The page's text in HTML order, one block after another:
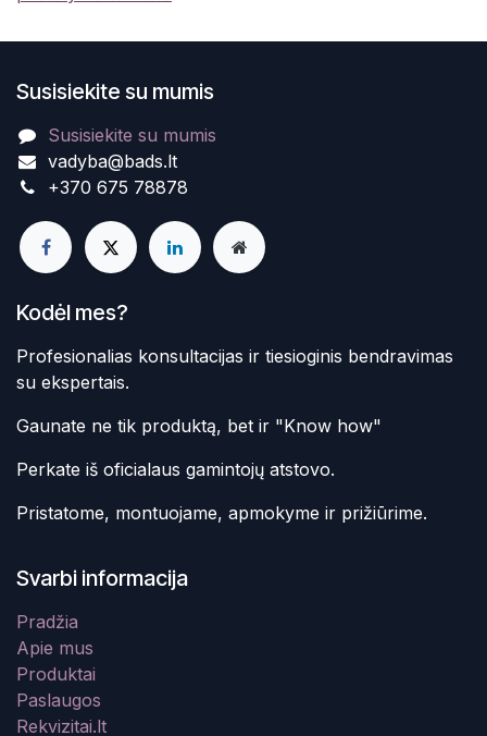
Susisiekite su mumis
Susisiekite su mumis
vadyba@bads.lt
+370 675 78878
Kodėl mes?
Profesionalias konsultacijas ir tiesioginis bendravimas
su ekspertais.
Gaunate ne tik produktą, bet ir "Know how"
Perkate iš oficialaus gamintojų atstovo.
Pristatome, montuojame, apmokyme ir prižiūrime.
Svarbi informacija
Pradžia
Apie mus
Produktai
Paslaugos
Rekvizitai.lt